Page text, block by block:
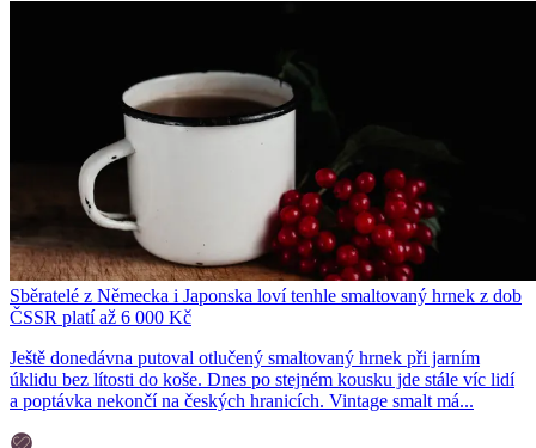
Sběratelé z Německa i Japonska loví tenhle smaltovaný hrnek z dob
ČSSR platí až 6 000 Kč
Ještě donedávna putoval otlučený smaltovaný hrnek při jarním
úklidu bez lítosti do koše. Dnes po stejném kousku jde stále víc lidí
a poptávka nekončí na českých hranicích. Vintage smalt má...